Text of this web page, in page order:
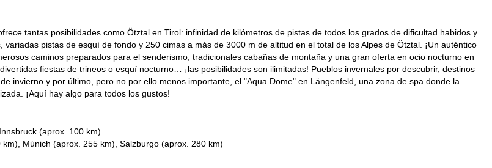
tantas posibilidades como Ötztal en Tirol: infinidad de kilómetros de pistas de todos los grados de dificultad habidos y
variadas pistas de esquí de fondo y 250 cimas a más de 3000 m de altitud en el total de los Alpes de Ötztal. ¡Un auténtico
caminos preparados para el senderismo, tradicionales cabañas de montaña y una gran oferta en ocio nocturno en
fiestas de trineos o esquí nocturno… ¡las posibilidades son ilimitadas! Pueblos invernales por descubrir, destinos
invierno y por último, pero no por ello menos importante, el "Aqua Dome" en Längenfeld, una zona de spa donde la
¡Aquí hay algo para todos los gustos!
(aprox. 100 km)
Múnich (aprox. 255 km), Salzburgo (aprox. 280 km)